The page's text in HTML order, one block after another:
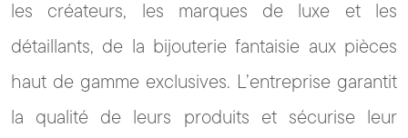
les créateurs, les marques de luxe et les
détaillants, de la bijouterie fantaisie aux pièces
haut de gamme exclusives. L’entreprise garantit
la qualité de leurs produits et sécurise leur